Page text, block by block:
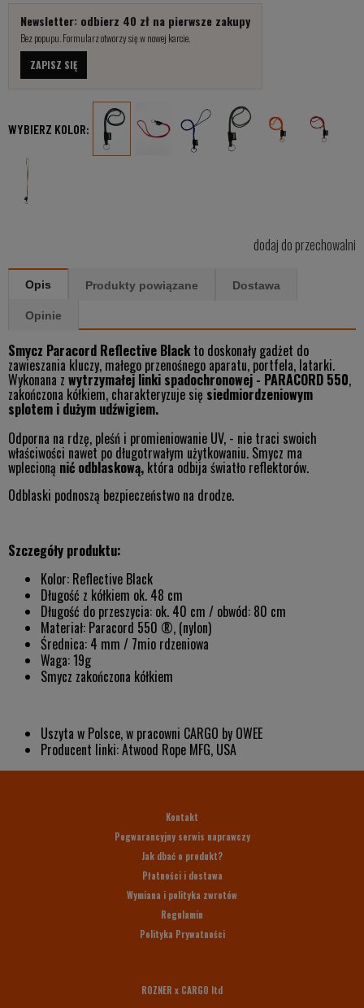
Newsletter: odbierz 40 zł na pierwsze zakupy
Bez popupu. Formularz otworzy się w nowej karcie.
ZAPISZ SIĘ
WYBIERZ KOLOR:
dodaj do przechowalni
Opis Produkty powiązane Dostawa
Opinie
Smycz Paracord Reflective Black to doskonały gadżet do
zawieszania kluczy, małego przenośnego aparatu, portfela, latarki.
Wykonana z wytrzymałej linki spadochronowej - PARACORD 550,
zakończona kółkiem, charakteryzuje się siedmiordzeniowym
splotem i dużym udźwigiem.
Odporna na rdzę, pleśń i promieniowanie UV, - nie traci swoich
właściwości nawet po długotrwałym użytkowaniu. Smycz ma
wplecioną nić odblaskową, która odbija światło reflektorów.
Odblaski podnoszą bezpieczeństwo na drodze.
Szczegóły produktu:
Kolor: Reflective Black
Długość z kółkiem ok. 48 cm
Długość do przeszycia: ok. 40 cm / obwód: 80 cm
Materiał: Paracord 550 ®, (nylon)
Średnica: 4 mm / 7mio rdzeniowa
Waga: 19g
Smycz zakończona kółkiem
Uszyta w Polsce, w pracowni CARGO by OWEE
Producent linki: Atwood Rope MFG, USA
Kontakt
Pogwarancyjny serwis naprawczy
Jak dbać o produkt?
Płatności i dostawa
Wymiana i polityka zwrotów
Regulamin
Polityka Prywatności
ROZNER x CARGO ltd